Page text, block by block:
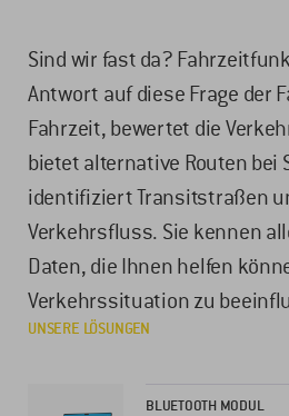
Sind wir fast da?
Antwort auf diese Frage der
Fahrzeit, bewertet die
bietet alternative Routen bei
identifiziert Transitstraßen
Verkehrsfluss. Sie kennen
Daten, die Ihnen helfen
Verkehrssituation zu
UNSERE LÖSUNGEN
BLUETOOTH MODUL